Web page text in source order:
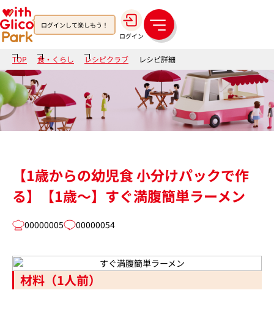
ログインして楽しもう！
ログイン
メ
ニ
ュ
ー
TOP 食・くらし レシピクラブ レシピ詳細
【1歳からの幼児食 小分けパックで作
る】【1歳～】すぐ満腹簡単ラーメン
00000005 00000054
材料（1人前）